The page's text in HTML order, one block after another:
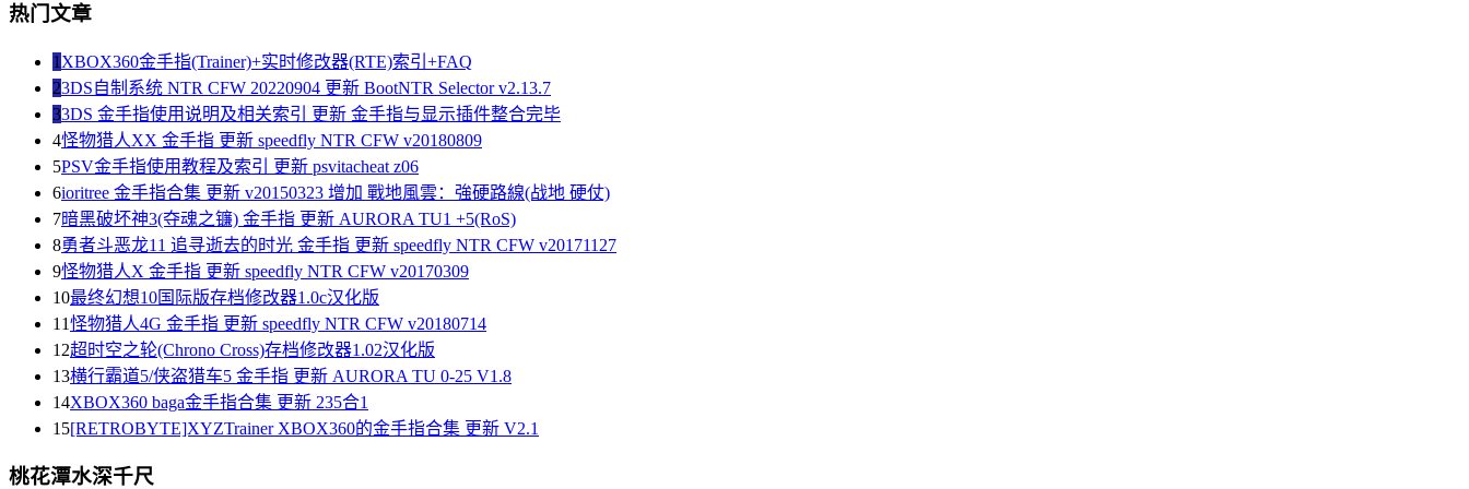
热门文章
1 XBOX360金手指(Trainer)+实时修改器(RTE)索引+FAQ
23DS自制系统 NTR CFW 20220904 更新 BootNTR Selector v2.13.7
33DS 金手指使用说明及相关索引 更新 金手指与显示插件整合完毕
4怪物猎人XX 金手指 更新 speedfly NTR CFW v20180809
5PSV金手指使用教程及索引 更新 psvitacheat z06
6ioritree 金手指合集 更新 v20150323 增加 戰地風雲：強硬路線(战地 硬仗)
7暗黑破坏神3(夺魂之镰) 金手指 更新 AURORA TU1 +5(RoS)
8勇者斗恶龙11 追寻逝去的时光 金手指 更新 speedfly NTR CFW v20171127
9怪物猎人X 金手指 更新 speedfly NTR CFW v20170309
10最终幻想10国际版存档修改器1.0c汉化版
11怪物猎人4G 金手指 更新 speedfly NTR CFW v20180714
12超时空之轮(Chrono Cross)存档修改器1.02汉化版
13横行霸道5/侠盗猎车5 金手指 更新 AURORA TU 0-25 V1.8
14XBOX360 baga金手指合集 更新 235合1
15[RETROBYTE]XYZTrainer XBOX360的金手指合集 更新 V2.1
桃花潭水深千尺